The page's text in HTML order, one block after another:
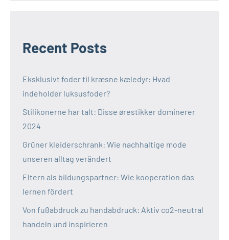
Recent Posts
Eksklusivt foder til kræsne kæledyr: Hvad
indeholder luksusfoder?
Stilikonerne har talt: Disse ørestikker dominerer
2024
Grüner kleiderschrank: Wie nachhaltige mode
unseren alltag verändert
Eltern als bildungspartner: Wie kooperation das
lernen fördert
Von fußabdruck zu handabdruck: Aktiv co2-neutral
handeln und inspirieren